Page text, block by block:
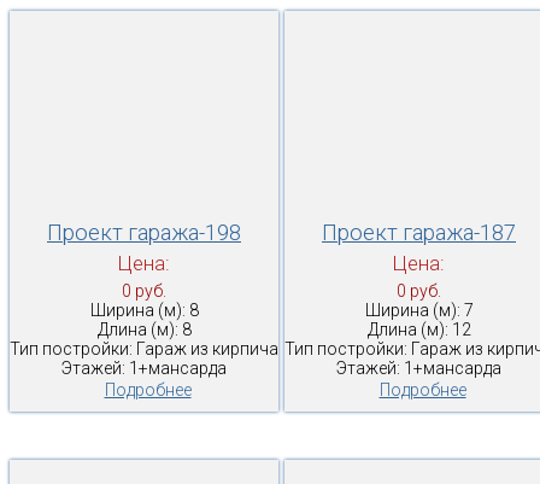
Проект гаража-198
Цена:
0 руб.
Ширина (м): 8
Длина (м): 8
Тип постройки: Гараж из кирпича
Этажей: 1+мансарда
Подробнее
Проект гаража-187
Цена:
0 руб.
Ширина (м): 7
Длина (м): 12
Тип постройки: Гараж из
Этажей: 1+мансарда
Подробнее